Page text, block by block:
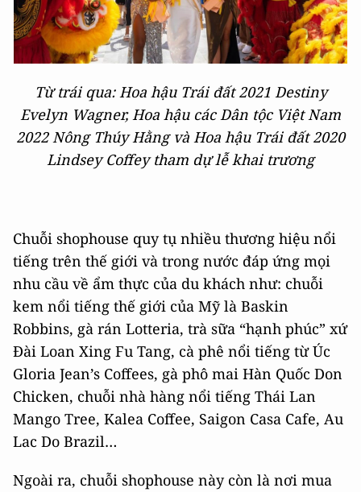
Từ trái qua: Hoa hậu Trái đất 2021 Destiny
Evelyn Wagner, Hoa hậu các Dân tộc Việt Nam
2022 Nông Thúy Hằng và Hoa hậu Trái đất 2020
Lindsey Coffey tham dự lễ khai trương
Chuỗi shophouse quy tụ nhiều thương hiệu nổi
tiếng trên thế giới và trong nước đáp ứng mọi
nhu cầu về ẩm thực của du khách như: chuỗi
kem nổi tiếng thế giới của Mỹ là Baskin
Robbins, gà rán Lotteria, trà sữa “hạnh phúc” xứ
Đài Loan Xing Fu Tang, cà phê nổi tiếng từ Úc
Gloria Jean’s Coffees, gà phô mai Hàn Quốc Don
Chicken, chuỗi nhà hàng nổi tiếng Thái Lan
Mango Tree, Kalea Coffee, Saigon Casa Cafe, Au
Lac Do Brazil…
Ngoài ra, chuỗi shophouse này còn là nơi mua